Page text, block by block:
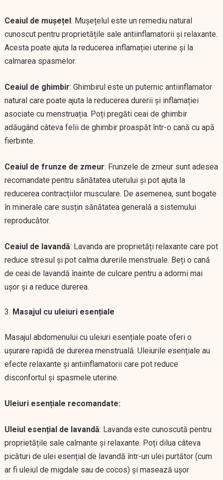
Ceaiul de mușețel: Mușețelul este un remediu natural
cunoscut pentru proprietățile sale antiinflamatorii și relaxante.
Acesta poate ajuta la reducerea inflamației uterine și la
calmarea spasmelor.
Ceaiul de ghimbir: Ghimbirul este un puternic antiinflamator
natural care poate ajuta la reducerea durerii și inflamației
asociate cu menstruația. Poți pregăti ceai de ghimbir
adăugând câteva felii de ghimbir proaspăt într-o cană cu apă
fierbinte.
Ceaiul de frunze de zmeur: Frunzele de zmeur sunt adesea
recomandate pentru sănătatea uterului și pot ajuta la
reducerea contracțiilor musculare. De asemenea, sunt bogate
în minerale care susțin sănătatea generală a sistemului
reproducător.
Ceaiul de lavandă: Lavanda are proprietăți relaxante care pot
reduce stresul și pot calma durerile menstruale. Beți o cană
de ceai de lavandă înainte de culcare pentru a adormi mai
ușor și a reduce durerea.
Masajul cu uleiuri esențiale
Masajul abdomenului cu uleiuri esențiale poate oferi o
ușurare rapidă de durerea menstruală. Uleiurile esențiale au
efecte relaxante și antiinflamatorii care pot reduce
disconfortul și spasmele uterine.
Uleiuri esențiale recomandate:
Uleiul esențial de lavandă: Lavanda este cunoscută pentru
proprietățile sale calmante și relaxante. Poți dilua câteva
picături de ulei esențial de lavandă într-un ulei purtător (cum
ar fi uleiul de migdale sau de cocos) și masează ușor